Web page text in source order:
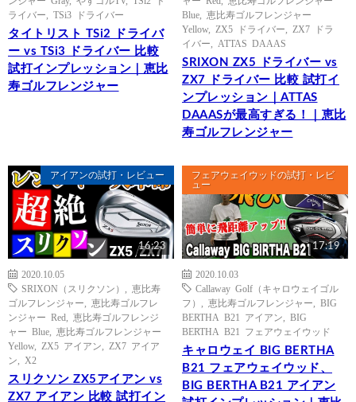
ライバー
TSi3 ドライバー
タイトリスト TSi2 ドライバ
ー vs TSi3 ドライバー 比較
試打インプレッション｜恵比
寿ゴルフレンジャー
Blue
恵比寿ゴルフレンジャー
Yellow, ZX5 ドライバー
ZX7 ドラ
イバー
ATTAS DAAAS
SRIXON ZX5 ドライバー vs
ZX7 ドライバー 比較 試打イ
ンプレッション｜ATTAS
DAAASが最高すぎる！｜恵比
寿ゴルフレンジャー
アイアンの試打・レビュー
16:23
2020.10.05
SRIXON（スリクソン）
恵比寿
ゴルフレンジャー
恵比寿ゴルフレ
ンジャー Red
恵比寿ゴルフレンジ
ャー Blue
恵比寿ゴルフレンジャー
Yellow, ZX5 アイアン
ZX7 アイア
ン
X2
スリクソン ZX5アイアン vs
ZX7 アイアン 比較 試打イン
フェアウェイウッドの試打・レビ
ュー
17:19
2020.10.03
Callaway Golf（キャロウェイゴル
フ）
恵比寿ゴルフレンジャー
BIG
BERTHA B21 アイアン
BIG
BERTHA B21 フェアウェイウッド
キャロウェイ BIG BERTHA
B21 フェアウェイウッド、
BIG BERTHA B21 アイアン